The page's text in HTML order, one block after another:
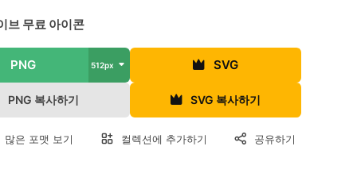
브 무료 아이콘
PNG 512px SVG
PNG 복사하기 SVG 복사하기
많은 포맷 보기 컬렉션에 추가하기 공유하기